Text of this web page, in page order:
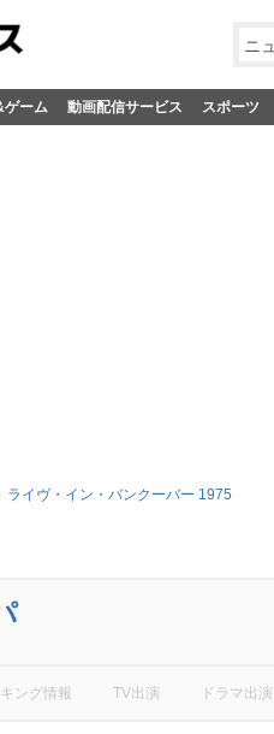
ニ
ゲーム 動画配信サービス スポーツ
ライヴ・イン・バンクーバー 1975
ング情報 TV出演 ドラマ出演